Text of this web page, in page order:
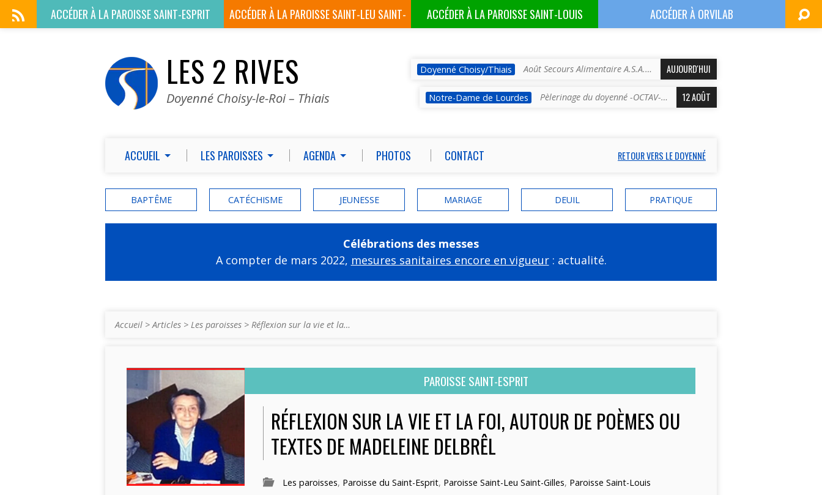
ACCÉDER À LAPAROISSE SAINT-ESPRIT ACCÉDER À LAPAROISSE SAINT-LEU SAINT-
ACCÉDER À LAPAROISSE SAINT-LOUIS ACCÉDER ÀORVILAB
LES 2 RIVES
Doyenné Choisy-le-Roi – Thiais
Doyenné Choisy/Thiais Août Secours Alimentaire A.S.A.… AUJOURD'HUI
Notre-Dame de Lourdes Pèlerinage du doyenné -OCTAV-… 12 AOÛT
ACCUEIL LES PAROISSES AGENDA PHOTOS CONTACT RETOUR VERS LE DOYENNÉ
BAPTÊME CATÉCHISME JEUNESSE MARIAGE DEUIL PRATIQUE
Célébrations des messes
A compter de mars 2022, mesures sanitaires encore en vigueur: actualité.
Accueil >Articles > Les paroisses > Réflexion sur la vie et la…
PAROISSE SAINT-ESPRIT
RÉFLEXION SUR LA VIE ET LA FOI, AUTOUR DE POÈMES OU
TEXTES DE MADELEINE DELBRÊL
Les paroisses, Paroisse du Saint-Esprit, Paroisse Saint-Leu Saint-Gilles, Paroisse Saint-Louis